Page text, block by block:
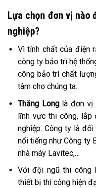
Lựa chọn đơn vị nào
nghiệp?
Vì tính chất của điện
công ty bảo trì hệ
công bảo trì chất
tâm cho chúng ta.
Thăng Longlà đơn vị
lĩnh vực thi công, lắp
nghiệp. Công ty là
nổi tiếng như Công ty
nhà máy Lavitec,…
Với đội ngũ thi công
thiết bị thi công hiện